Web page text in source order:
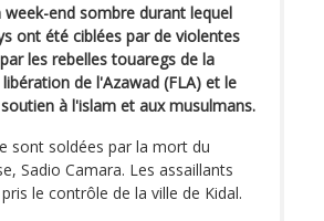
end sombre durant lequel
ont été ciblées par de violentes
les rebelles touaregs de la
de l'Azawad (FLA) et le
à l'islam et aux musulmans.
sont soldées par la mort du
Sadio Camara. Les assaillants
le contrôle de la ville de Kidal.